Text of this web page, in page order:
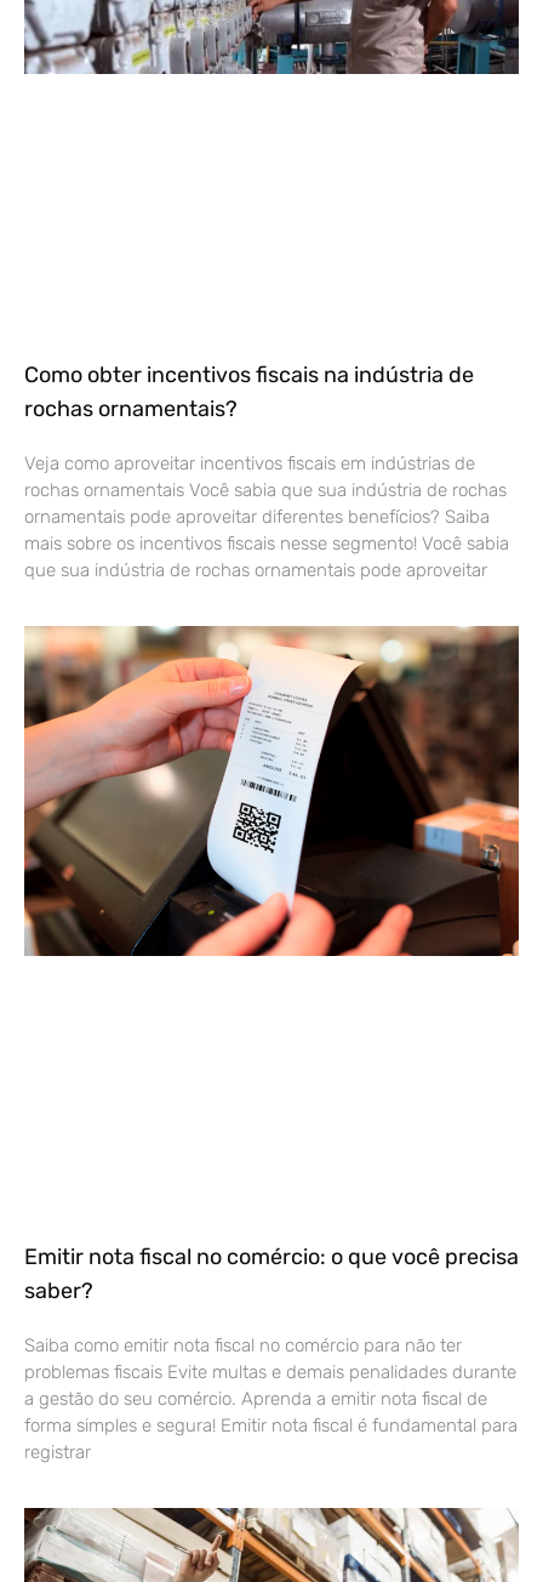
Como obter incentivos fiscais na indústria de
rochas ornamentais?
Veja como aproveitar incentivos fiscais em indústrias de
rochas ornamentais Você sabia que sua indústria de rochas
ornamentais pode aproveitar diferentes benefícios? Saiba
mais sobre os incentivos fiscais nesse segmento! Você sabia
que sua indústria de rochas ornamentais pode aproveitar
Emitir nota fiscal no comércio: o que você precisa
saber?
Saiba como emitir nota fiscal no comércio para não ter
problemas fiscais Evite multas e demais penalidades durante
a gestão do seu comércio. Aprenda a emitir nota fiscal de
forma simples e segura! Emitir nota fiscal é fundamental para
registrar